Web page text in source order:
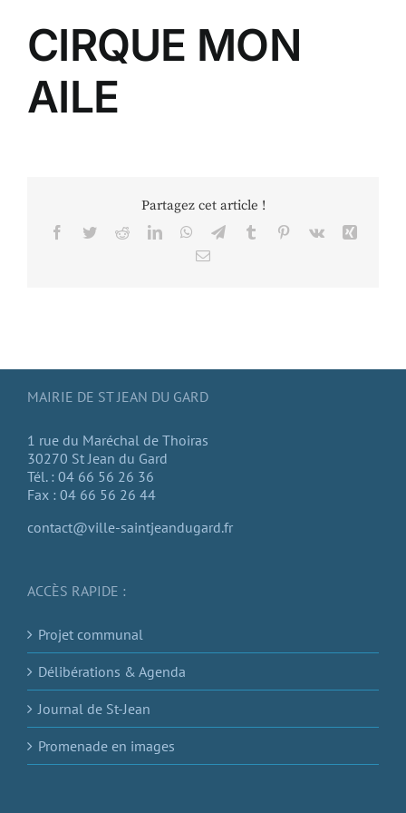
CIRQUE MON
AILE
Partagez cet article !
Facebook
TwitterRedditLinkedInWhatsApp
TelegramTumblr Pinterest
Vk
Email
MAIRIE DE ST JEAN DU GARD
1 rue du Maréchal de Thoiras
30270 St Jean du Gard
Tél. : 04 66 56 26 36
Fax : 04 66 56 26 44
contact@ville-saintjeandugard.fr
ACCÈS RAPIDE :
Projet communal
Délibérations & Agenda
Journal de St-Jean
Promenade en images